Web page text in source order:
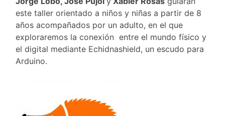
este taller orientado a niños y niñas a partir de 8
años acompañados por un adulto, en el que
exploraremos la conexión entre el mundo físico y
el digital mediante Echidnashield, un escudo para
Arduino.